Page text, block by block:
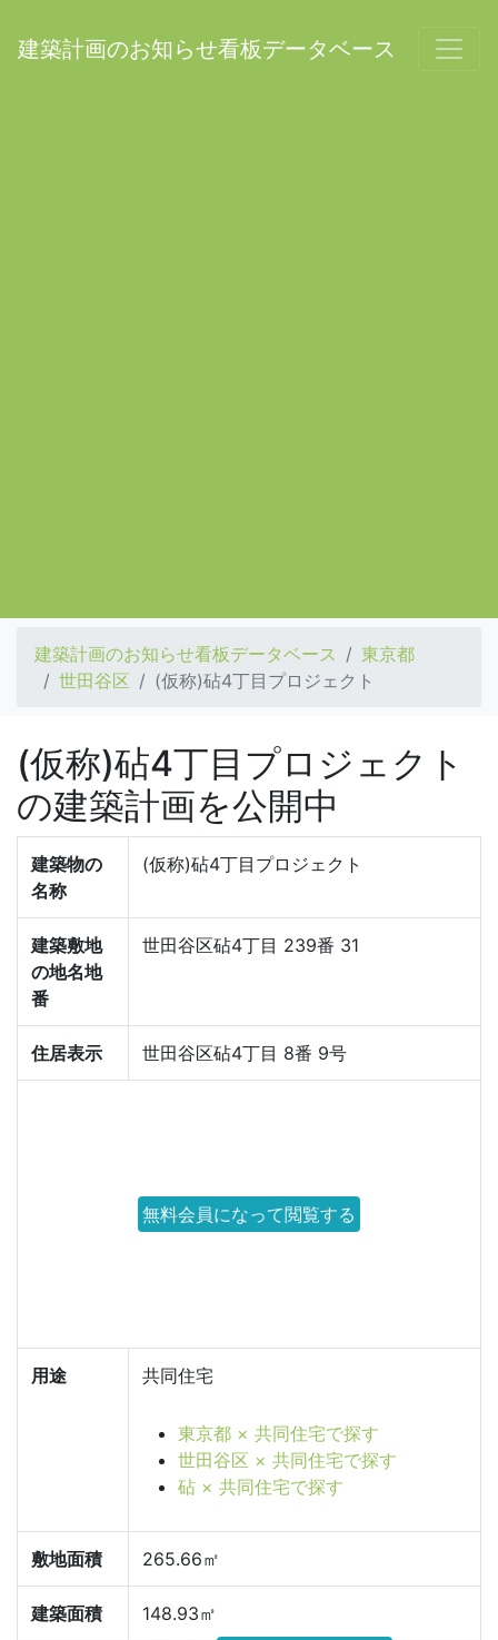
建築計画のお知らせ看板データベース
建築計画のお知らせ看板データベース
東京都
世田谷区
(仮称)砧4丁目プロジェクト
(仮称)砧4丁目プロジェクト
の建築計画を公開中
建築物の
名称
(仮称)砧4丁目プロジェクト
建築敷地
の地名地
番
世田谷区砧4丁目 239番 31
住居表示 世田谷区砧4丁目 8番 9号
無料会員になって閲覧する
用途 共同住宅
東京都 × 共同住宅で探す
世田谷区 × 共同住宅で探す
砧 × 共同住宅で探す
敷地面積 265.66㎡
建築面積 148.93㎡